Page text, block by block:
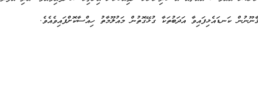
ކަނޑައެޅިފައިވާ އަދަބުތަކާ ގުޅޭގޮތުން މައުލޫމާތު ހިއްސާކޮށްފައިވެއެވެ.